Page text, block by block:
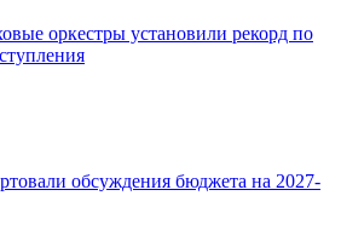
оркестры установили рекорд по
обсуждения бюджета на 2027-